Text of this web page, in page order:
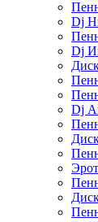
Dj
Dj
Dj